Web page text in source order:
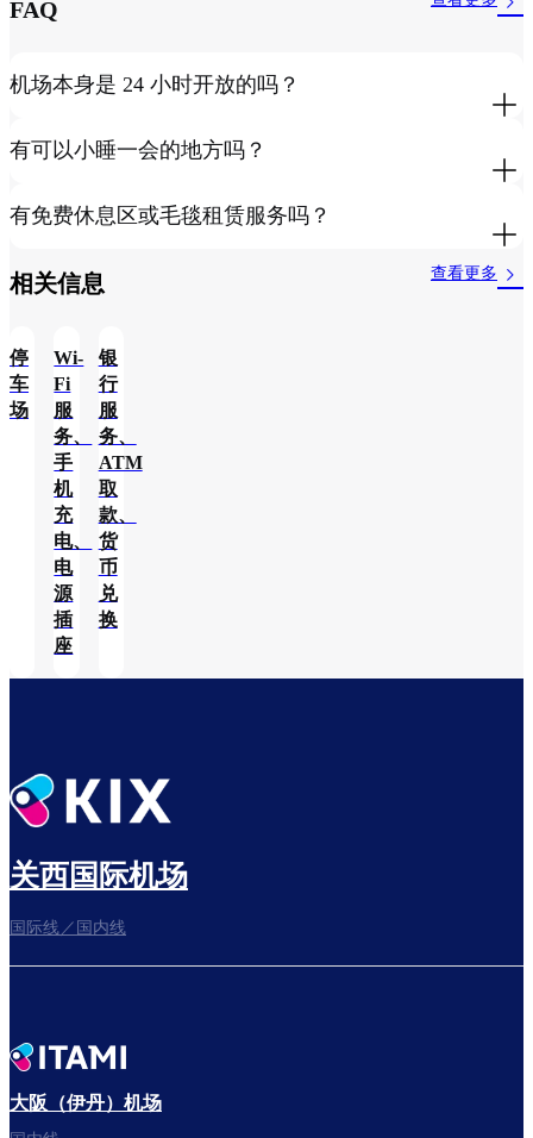
FAQ
机场本身是 24 小时开放的吗？
有可以小睡一会的地方吗？
有免费休息区或毛毯租赁服务吗？
相关信息​ 查看更多
停
车
场
Wi-
Fi
服
务、
手
机
充
电、
电
源
插
座
银
行
服
务、
ATM
取
款、
货
币
兑
换
关西国际机场
国际线／国内线
大阪（伊丹）机场